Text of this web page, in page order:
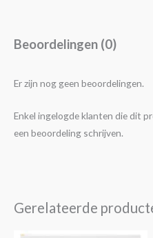
Beoordelingen (0)
Er zijn nog geen beoordelingen.
Enkel ingelogde klanten die dit
een beoordeling schrijven.
Gerelateerde